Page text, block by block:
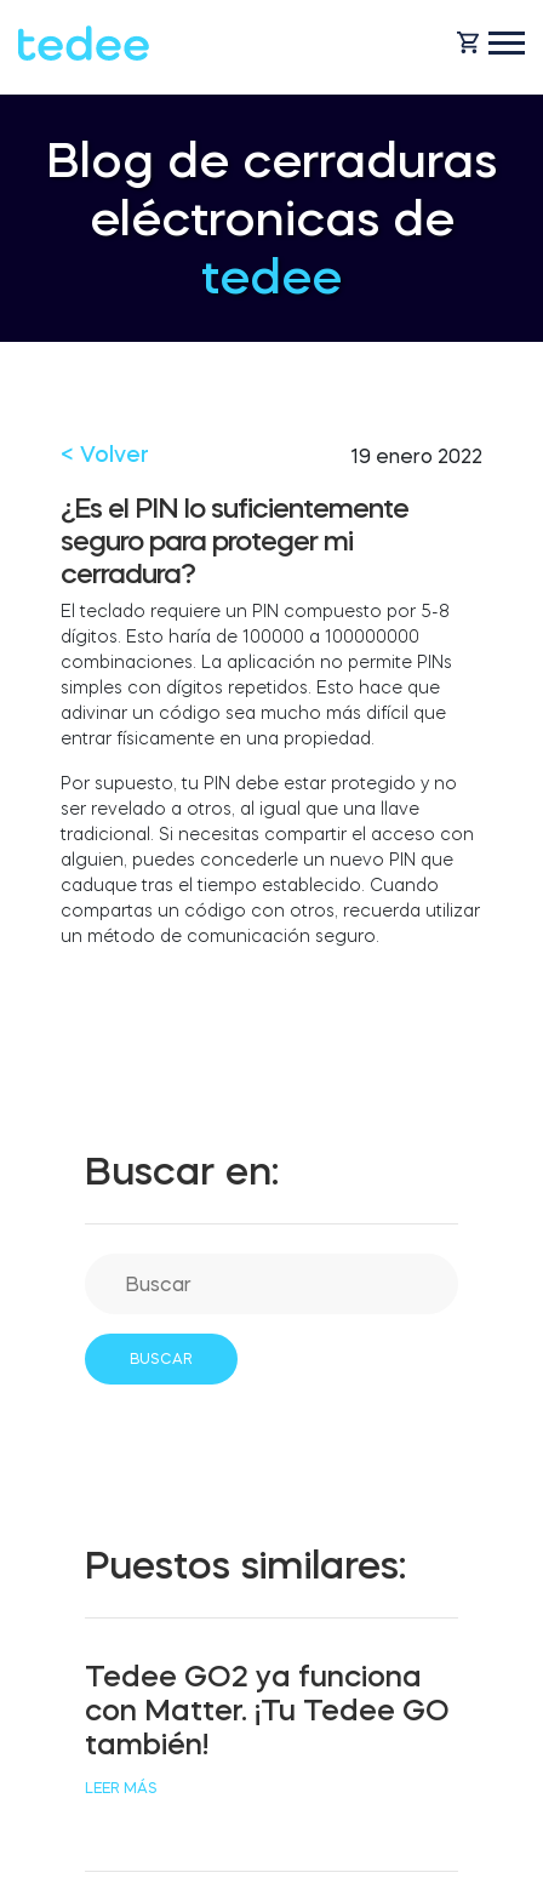
¿CÓMO FUNCIONA?
Casa
Empresa
Integraciones
PRODUCTOS
Tedee GO2
Tedee PRO
Accesorios
Tedee Bridge
Accesorios hogar
Módulo de Smart Relé BleBox
BLOG
LOCALIZADOR DE TIENDAS
INICIAR SESIÓN
COMPRAR AHORA
Blog de cerraduras
eléctronicas de
tedee
< Volver 19 enero 2022
¿Es el PIN lo suficientemente
seguro para proteger mi
cerradura?
El teclado requiere un PIN compuesto por 5-8
dígitos. Esto haría de 100000 a 100000000
combinaciones. La aplicación no permite PINs
simples con dígitos repetidos. Esto hace que
adivinar un código sea mucho más difícil que
entrar físicamente en una propiedad.
Por supuesto, tu PIN debe estar protegido y no
ser revelado a otros, al igual que una llave
tradicional. Si necesitas compartir el acceso con
alguien, puedes concederle un nuevo PIN que
caduque tras el tiempo establecido. Cuando
compartas un código con otros, recuerda utilizar
un método de comunicación seguro.
Buscar en:
Puestos similares:
Tedee GO2 ya funciona
con Matter. ¡Tu Tedee GO
también!
LEER MÁS